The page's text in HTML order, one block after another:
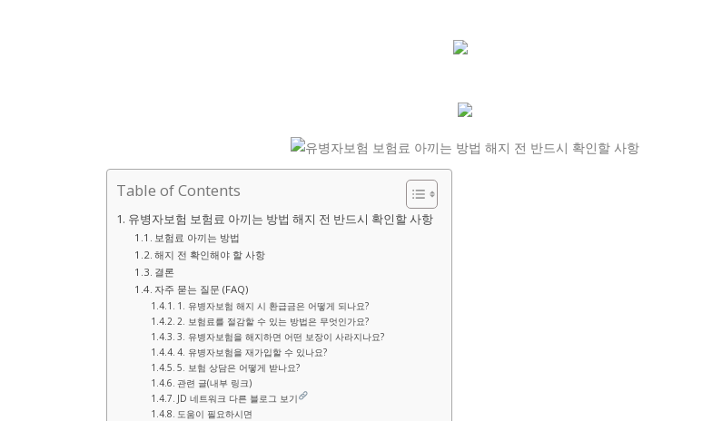
Table of Contents
유병자보험 보험료 아끼는 방법 해지 전 반드시 확인할 사항
보험료 아끼는 방법
해지 전 확인해야 할 사항
결론
자주 묻는 질문 (FAQ)
1. 유병자보험 해지 시 환급금은 어떻게 되나요?
2. 보험료를 절감할 수 있는 방법은 무엇인가요?
3. 유병자보험을 해지하면 어떤 보장이 사라지나요?
4. 유병자보험을 재가입할 수 있나요?
5. 보험 상담은 어떻게 받나요?
관련 글(내부 링크)
JD 네트워크 다른 블로그 보기
도움이 필요하시면